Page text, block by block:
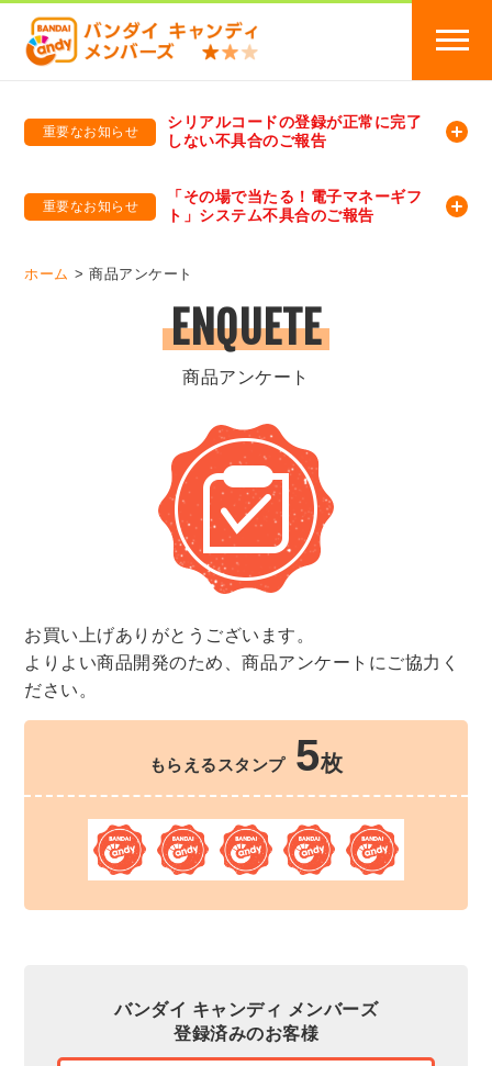
重要なお知らせ
シリアルコードの登録が正常に完了
しない不具合のご報告
重要なお知らせ
「その場で当たる！電子マネーギフ
ト」システム不具合のご報告
ホーム 商品アンケート
ENQUETE
商品アンケート
お買い上げありがとうございます。
よりよい商品開発のため、商品アンケートにご協力く
ださい。
もらえるスタンプ 5枚
バンダイ キャンディ メンバーズ
登録済みのお客様